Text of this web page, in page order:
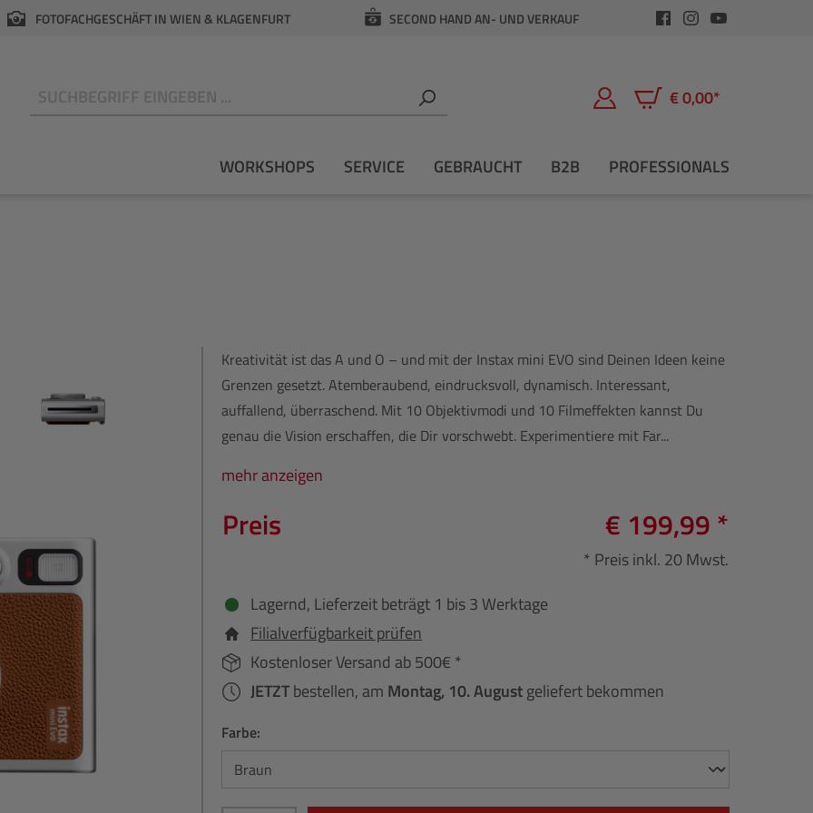
FOTOFACHGESCHÄFT IN WIEN & KLAGENFURT SECOND HAND AN- UND VERKAUF
€ 0,00*
Warenkorb enthält 0
WORKSHOPS SERVICE GEBRAUCHT B2B PROFESSIONALS
Kreativität ist das A und O – und mit der Instax mini EVO sind Deinen Ideen keine
Grenzen gesetzt. Atemberaubend, eindrucksvoll, dynamisch. Interessant,
auffallend, überraschend. Mit 10 Objektivmodi und 10 Filmeffekten kannst Du
genau die Vision erschaffen, die Dir vorschwebt. Experimentiere mit Far...
mehr anzeigen
Preis € 199,99 *
* Preis inkl. 20 Mwst.
Lagernd, Lieferzeit beträgt 1 bis 3 Werktage
Filialverfügbarkeit prüfen
Kostenloser Versand ab 500€ *
JETZTbestellen, am Montag, 10. Augustgeliefert bekommen
Farbe: